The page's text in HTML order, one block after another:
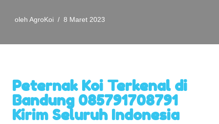
oleh AgroKoi 8 Maret 2023
Peternak Koi Terkenal di
Bandung 085791708791
Kirim Seluruh Indonesia